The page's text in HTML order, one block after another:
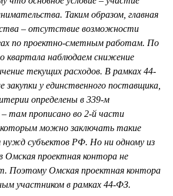
Таким образом, главная
– отсутствие возможности
по проектно-сметным работам. По
квартала наблюдаем снижение
текущих расходов. В рамках 44-
закупки у единственного поставщика,
определены в 339-м
– там прописано во 2-й части
которым можно заключать такие
субъектов РФ. Но ни одному из
Омская проектная контора не
Поэтому Омская проектная контора
участником в рамках 44-ФЗ.